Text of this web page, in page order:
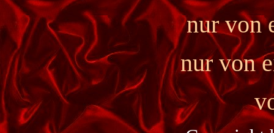
nur von
nur von